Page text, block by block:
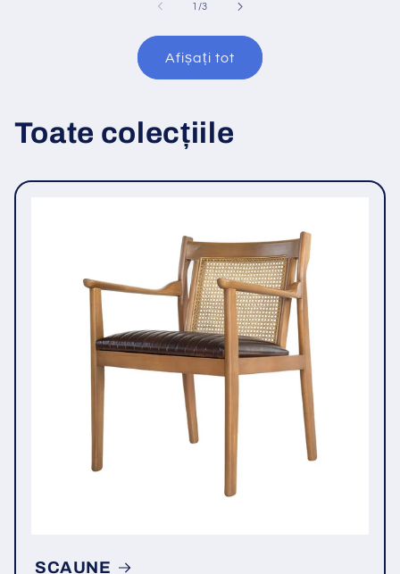
1 /din
3
Afișați tot
Toate colecțiile
SCAUNE